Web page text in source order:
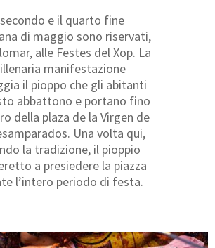
e il quarto fine
di maggio sono riservati,
alle Festes del Xop. La
manifestazione
il pioppo che gli abitanti
abbattono e portano fino
della plaza de la Virgen de
Una volta qui,
la tradizione, il pioppio
a presiedere la piazza
l’intero periodo di festa.